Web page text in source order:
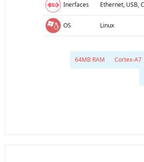
Inerfaces Ethernet, USB,
OS Linux
Cortex-A7
64MB RAM